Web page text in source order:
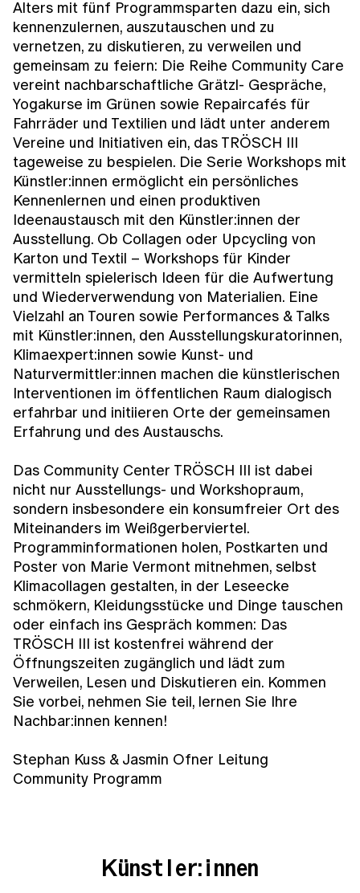
Alters mit fünf Programmsparten dazu ein, sich
kennenzulernen, auszutauschen und zu
vernetzen, zu diskutieren, zu verweilen und
gemeinsam zu feiern: Die Reihe Community Care
vereint nachbarschaftliche Grätzl- Gespräche,
Yogakurse im Grünen sowie Repaircafés für
Fahrräder und Textilien und lädt unter anderem
Vereine und Initiativen ein, das TRÖSCH III
tageweise zu bespielen. Die Serie Workshops mit
Künstler:innen ermöglicht ein persönliches
Kennenlernen und einen produktiven
Ideenaustausch mit den Künstler:innen der
Ausstellung. Ob Collagen oder Upcycling von
Karton und Textil – Workshops für Kinder
vermitteln spielerisch Ideen für die Aufwertung
und Wiederverwendung von Materialien. Eine
Vielzahl an Touren sowie Performances & Talks
mit Künstler:innen, den Ausstellungskuratorinnen,
Klimaexpert:innen sowie Kunst- und
Naturvermittler:innen machen die künstlerischen
Interventionen im öffentlichen Raum dialogisch
erfahrbar und initiieren Orte der gemeinsamen
Erfahrung und des Austauschs.
Das Community Center TRÖSCH III ist dabei
nicht nur Ausstellungs- und Workshopraum,
sondern insbesondere ein konsumfreier Ort des
Miteinanders im Weißgerberviertel.
Programminformationen holen, Postkarten und
Poster von Marie Vermont mitnehmen, selbst
Klimacollagen gestalten, in der Leseecke
schmökern, Kleidungsstücke und Dinge tauschen
oder einfach ins Gespräch kommen: Das
TRÖSCH III ist kostenfrei während der
Öffnungszeiten zugänglich und lädt zum
Verweilen, Lesen und Diskutieren ein. Kommen
Sie vorbei, nehmen Sie teil, lernen Sie Ihre
Nachbar:innen kennen!
Stephan Kuss & Jasmin Ofner Leitung
Community Programm
Künstler:innen